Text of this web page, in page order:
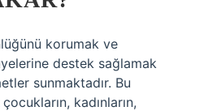
korumak ve
destek sağlamak
sunmaktadır. Bu
kadınların,